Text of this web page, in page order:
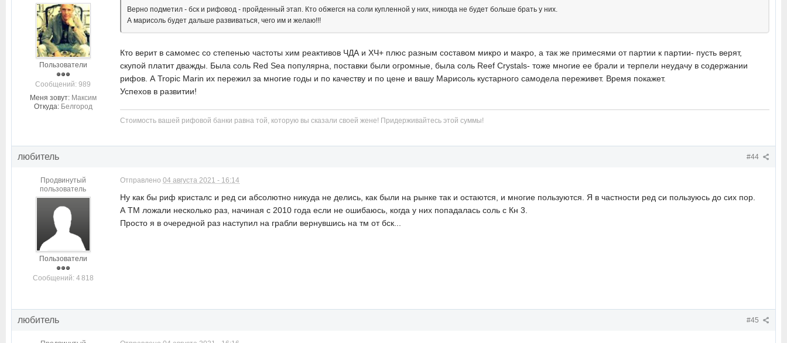
Пользователи
Cообщений: 989
Меня зовут: Максим
Откуда: Белгород
Верно подметил - бск и рифовод - пройденный этап. Кто обжегся на соли купленной у них, никогда не будет больше брать у них.
А марисоль будет дальше развиваться, чего им и желаю!!!
Кто верит в самомес со степенью частоты хим реактивов ЧДА и ХЧ+ плюс разным составом микро и макро, а так же примесями от партии к партии- пусть верят,
скупой платит дважды. Была соль Red Sea популярна, поставки были огромные, была соль Reef Crystals- тоже многие ее брали и терпели неудачу в содержании
рифов. А Tropic Marin их пережил за многие годы и по качеству и по цене и вашу Марисоль кустарного самодела переживет. Время покажет.
Успехов в развитии!
Стоимость вашей рифовой банки равна той, которую вы сказали своей жене! Придерживайтесь этой суммы!
#44
любитель
Продвинутый
пользователь
Пользователи
Cообщений: 4 818
Отправлено 04 августа 2021 - 16:14
Ну как бы риф кристалс и ред си абсолютно никуда не делись, как были на рынке так и остаются, и многие пользуются. Я в частности ред си пользуюсь до сих пор.
А ТМ ложали несколько раз, начиная с 2010 года если не ошибаюсь, когда у них попадалась соль с Кн 3.
Просто я в очередной раз наступил на грабли вернувшись на тм от бск...
#45
любитель